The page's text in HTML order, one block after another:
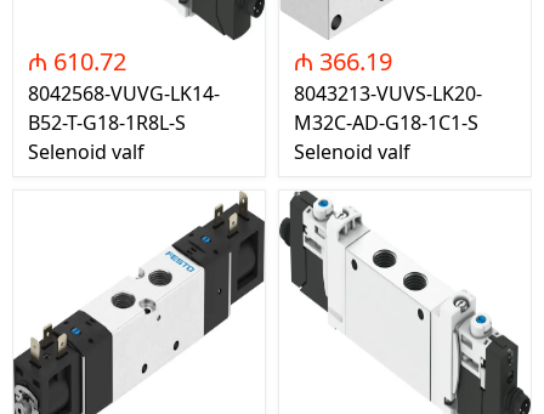
₼ 610.72
8042568-VUVG-LK14-
B52-T-G18-1R8L-S
Selenoid valf
₼ 366.19
8043213-VUVS-LK20-
M32C-AD-G18-1C1-S
Selenoid valf